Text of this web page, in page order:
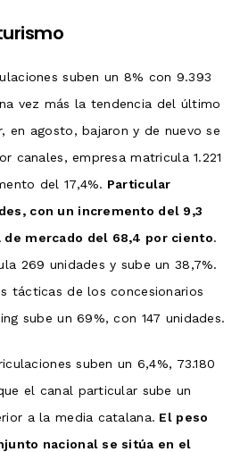
suben un 8% con 9.393
vez más la tendencia del último
en agosto, bajaron y de nuevo se
canales, empresa matricula 1.221
del 17,4%. Particular
con un incremento del 9,3
de mercado del 68,4 por ciento.
269 unidades y sube un 38,7%.
tácticas de los concesionarios
sube un 69%, con 147 unidades.
suben un 6,4%, 73.180
el canal particular sube un
a la media catalana. El peso
nacional se sitúa en el